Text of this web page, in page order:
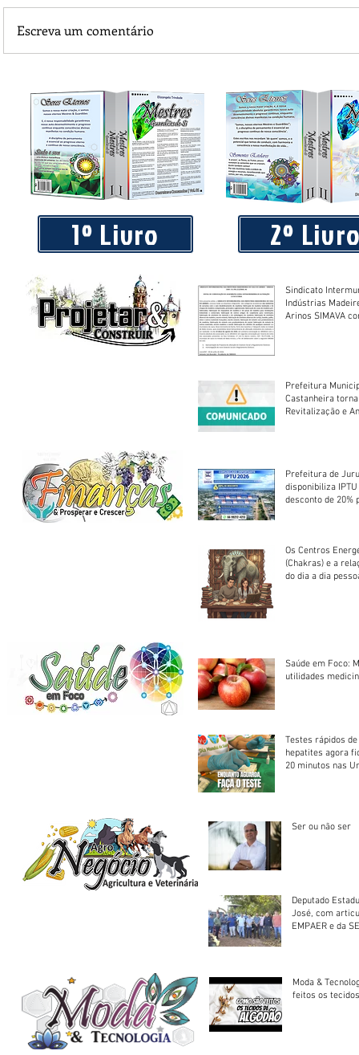
Praça 04 de Julho recebe novos equipamentos de
livre
Escreva um comentário
1º Livro 2º
Sindicato
Indústrias
Arinos SIMAVA convoca à
Prefeitura
Castanheira
Revitalização e
Prefeitura de
disponibiliza
desconto de 20%
Os Centros
(Chakras) e a
do dia a dia
Saúde em Foco:
utilidades
Testes rápidos
hepatites agora
20 minutos nas
Ser ou não ser
Deputado
José, com
EMPAER e da
Moda &
feitos os